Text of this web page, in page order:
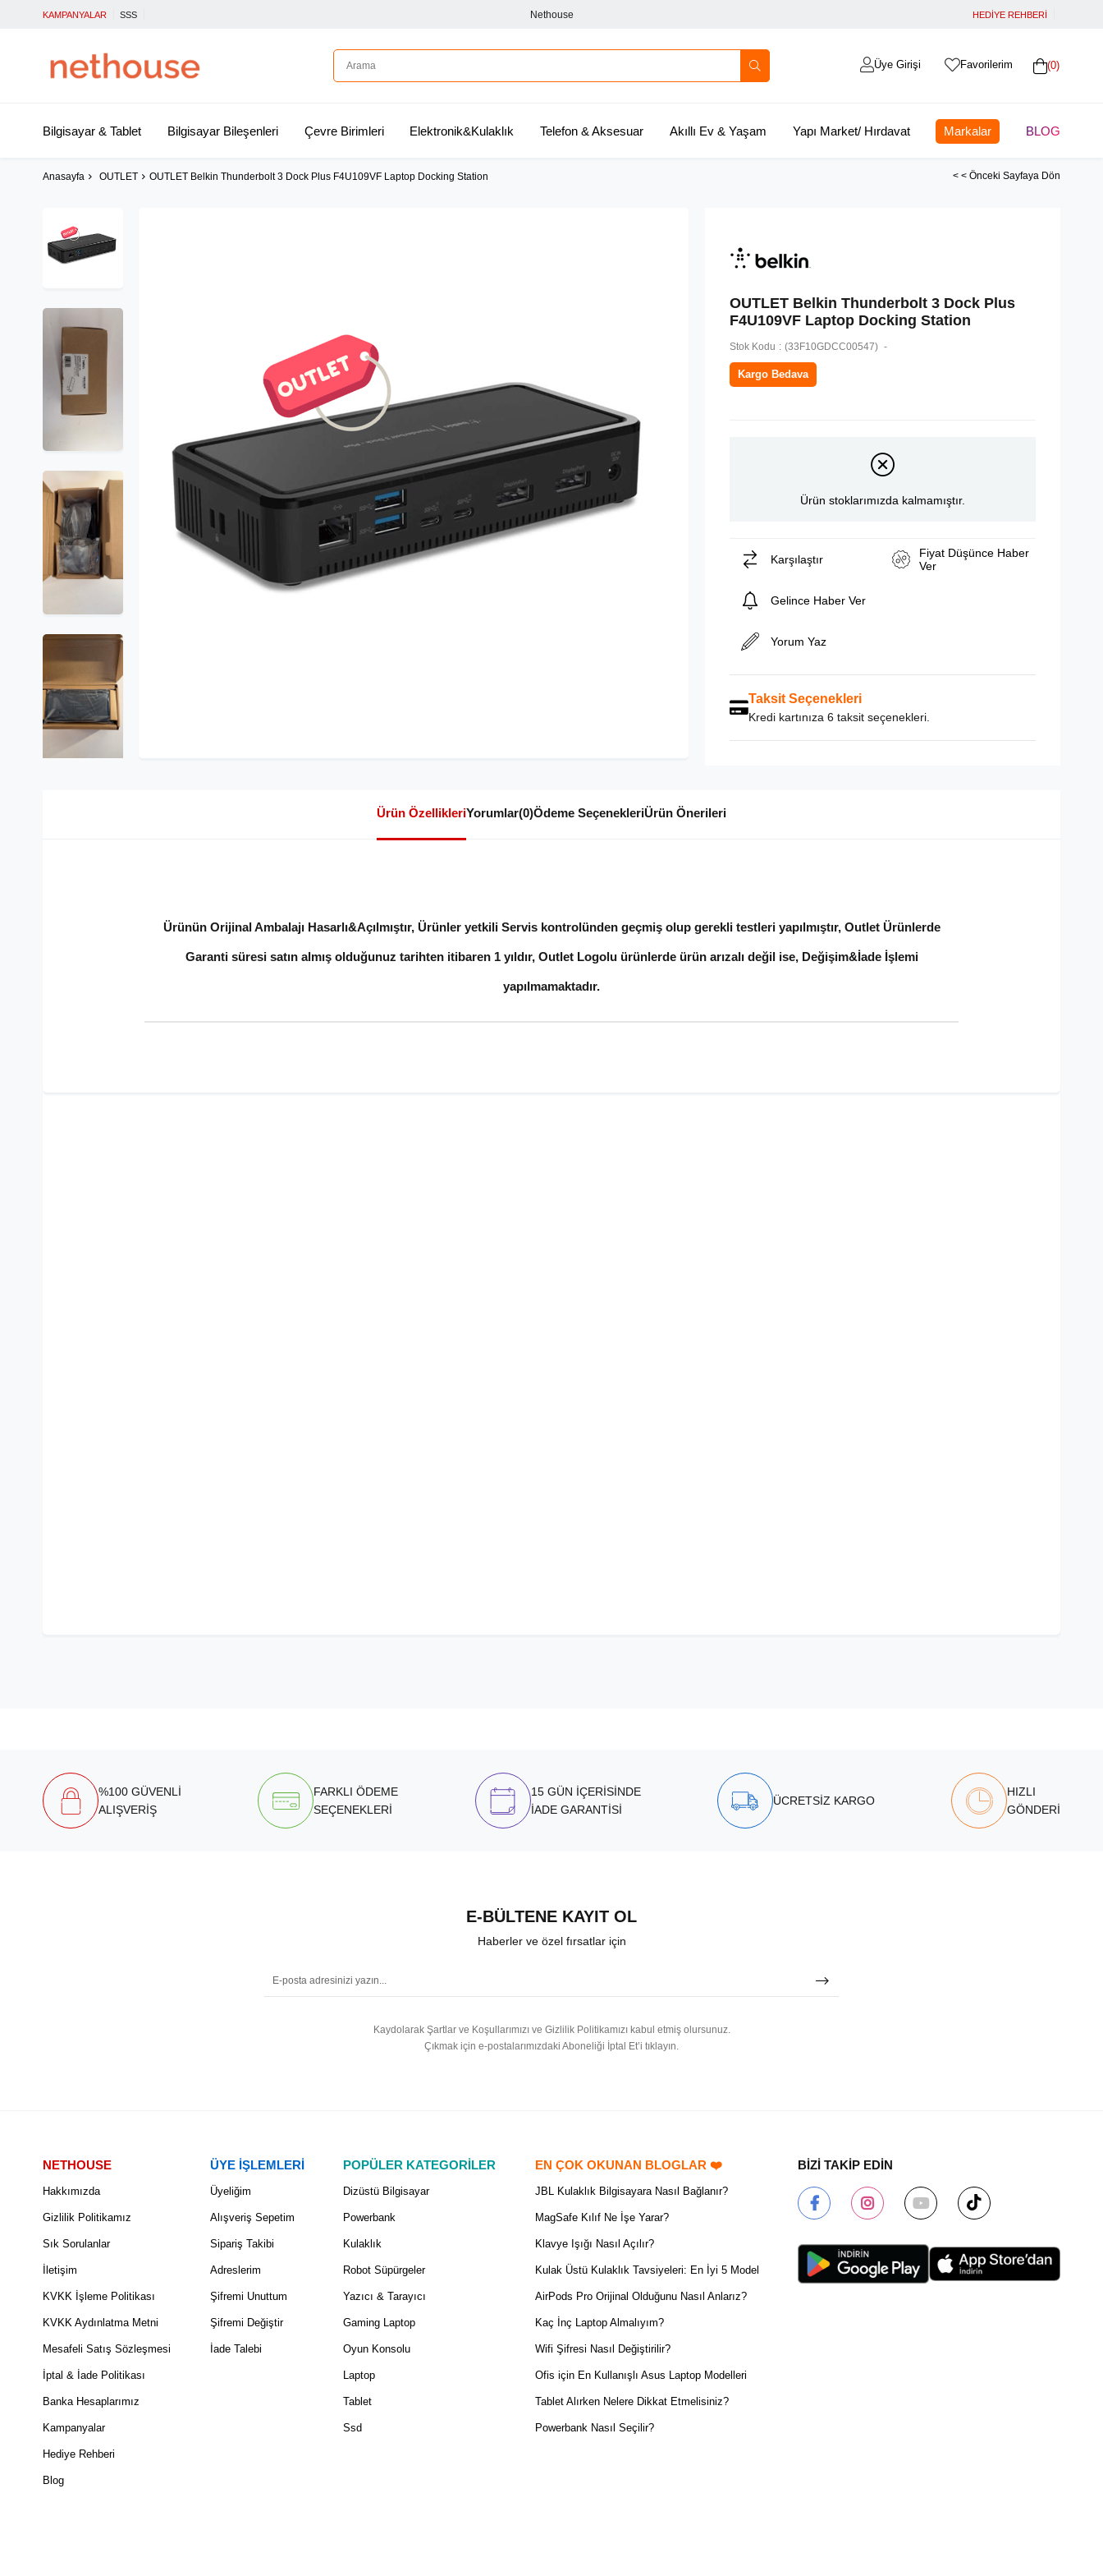
KAMPANYALAR SSS Nethouse HEDİYE REHBERİ
0
Favorilerim
Üye Girişi
Bilgisayar & Tablet Bilgisayar Bileşenleri Çevre Birimleri Elektronik&Kulaklık Telefon & Aksesuar Akıllı Ev & Yaşam Yapı Market/ Hırdavat Markalar BLOG
Anasayfa OUTLET OUTLET Belkin Thunderbolt 3 Dock Plus F4U109VF Laptop Docking Station < < Önceki Sayfaya Dön
OUTLET Belkin Thunderbolt 3 Dock Plus
F4U109VF Laptop Docking Station
Stok Kodu (33F10GDCC00547)
Kargo Bedava
Ürün stoklarımızda kalmamıştır.
Karşılaştır
Fiyat Düşünce Haber
Ver
Gelince Haber Ver
Yorum Yaz
Taksit Seçenekleri
Kredi kartınıza 6 taksit seçenekleri.
Ürün ÖzellikleriYorumlar(0)Ödeme SeçenekleriÜrün Önerileri
Ürünün Orijinal Ambalajı Hasarlı&Açılmıştır, Ürünler yetkili Servis kontrolünden geçmiş olup gerekli testleri yapılmıştır, Outlet Ürünlerde
Garanti süresi satın almış olduğunuz tarihten itibaren 1 yıldır, Outlet Logolu ürünlerde ürün arızalı değil ise, Değişim&İade İşlemi
yapılmamaktadır.
%100 GÜVENLİ
ALIŞVERİŞ
FARKLI ÖDEME
SEÇENEKLERİ
15 GÜN İÇERİSİNDE
İADE GARANTİSİ
ÜCRETSİZ KARGO
HIZLI
GÖNDERİ
E-BÜLTENE KAYIT OL
Haberler ve özel fırsatlar için
Kaydolarak Şartlar ve Koşullarımızı ve Gizlilik Politikamızı kabul etmiş olursunuz.
Çıkmak için e-postalarımızdaki Aboneliği İptal Et’i tıklayın.
NETHOUSE
Hakkımızda
Gizlilik Politikamız
Sık Sorulanlar
İletişim
KVKK İşleme Politikası
KVKK Aydınlatma Metni
Mesafeli Satış Sözleşmesi
İptal & İade Politikası
Banka Hesaplarımız
Kampanyalar
Hediye Rehberi
Blog
ÜYE İŞLEMLERİ
Üyeliğim
Alışveriş Sepetim
Sipariş Takibi
Adreslerim
Şifremi Unuttum
Şifremi Değiştir
İade Talebi
POPÜLER KATEGORİLER
Dizüstü Bilgisayar
Powerbank
Kulaklık
Robot Süpürgeler
Yazıcı & Tarayıcı
Gaming Laptop
Oyun Konsolu
Laptop
Tablet
Ssd
EN ÇOK OKUNAN BLOGLAR ❤️
JBL Kulaklık Bilgisayara Nasıl Bağlanır?
MagSafe Kılıf Ne İşe Yarar?
Klavye Işığı Nasıl Açılır?
Kulak Üstü Kulaklık Tavsiyeleri: En İyi 5 Model
AirPods Pro Orijinal Olduğunu Nasıl Anlarız?
Kaç İnç Laptop Almalıyım?
Wifi Şifresi Nasıl Değiştirilir?
Ofis için En Kullanışlı Asus Laptop Modelleri
Tablet Alırken Nelere Dikkat Etmelisiniz?
Powerbank Nasıl Seçilir?
BİZİ TAKİP EDİN